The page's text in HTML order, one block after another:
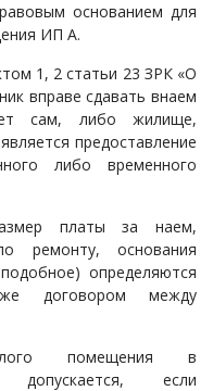
основанием для
ИП А.
1, 2 статьи 23 ЗРК «О
вправе сдавать внаем
сам, либо жилище,
предоставление
либо временного
платы за наем,
ремонту, основания
определяются
договором между
помещения в
допускается, если